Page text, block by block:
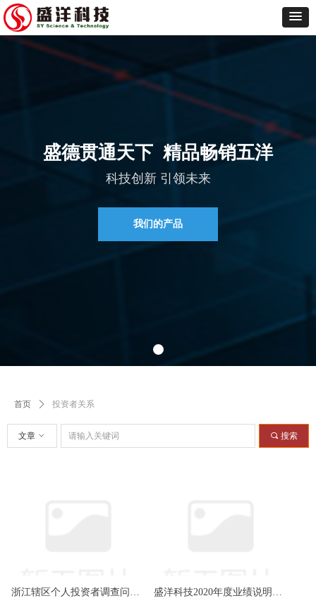
科技创新 引领未来
盛德贯通天下 精品畅销五洋
我们的产品
浙江辖区个人投资者调查问卷
盛洋科技2020年度业绩说明会
首页 ꄲ 投资者关系
끠 搜索
文章 ꀁ